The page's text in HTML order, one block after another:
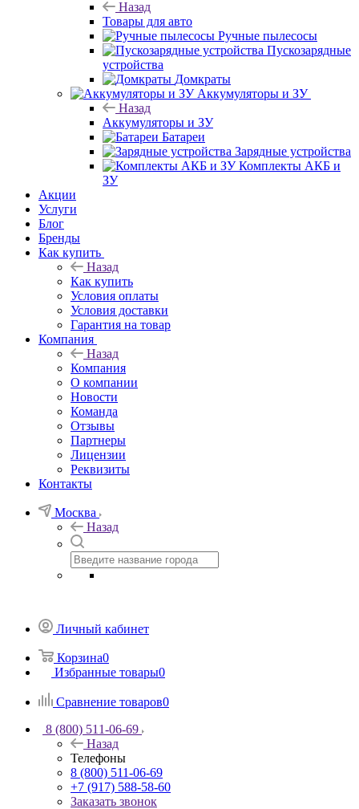
Назад
Товары для авто
Ручные пылесосы
Пускозарядные
устройства
Домкраты
Аккумуляторы и ЗУ
Назад
Аккумуляторы и ЗУ
Батареи
Зарядные устройства
Комплекты АКБ и
ЗУ
Акции
Услуги
Блог
Бренды
Как купить
Назад
Как купить
Условия оплаты
Условия доставки
Гарантия на товар
Компания
Назад
Компания
О компании
Новости
Команда
Отзывы
Партнеры
Лицензии
Реквизиты
Контакты
Москва
Назад
Личный кабинет
Корзина0
Избранные товары0
Сравнение товаров0
8 (800) 511-06-69
Назад
Телефоны
8 (800) 511-06-69
+7 (917) 588-58-60
Заказать звонок